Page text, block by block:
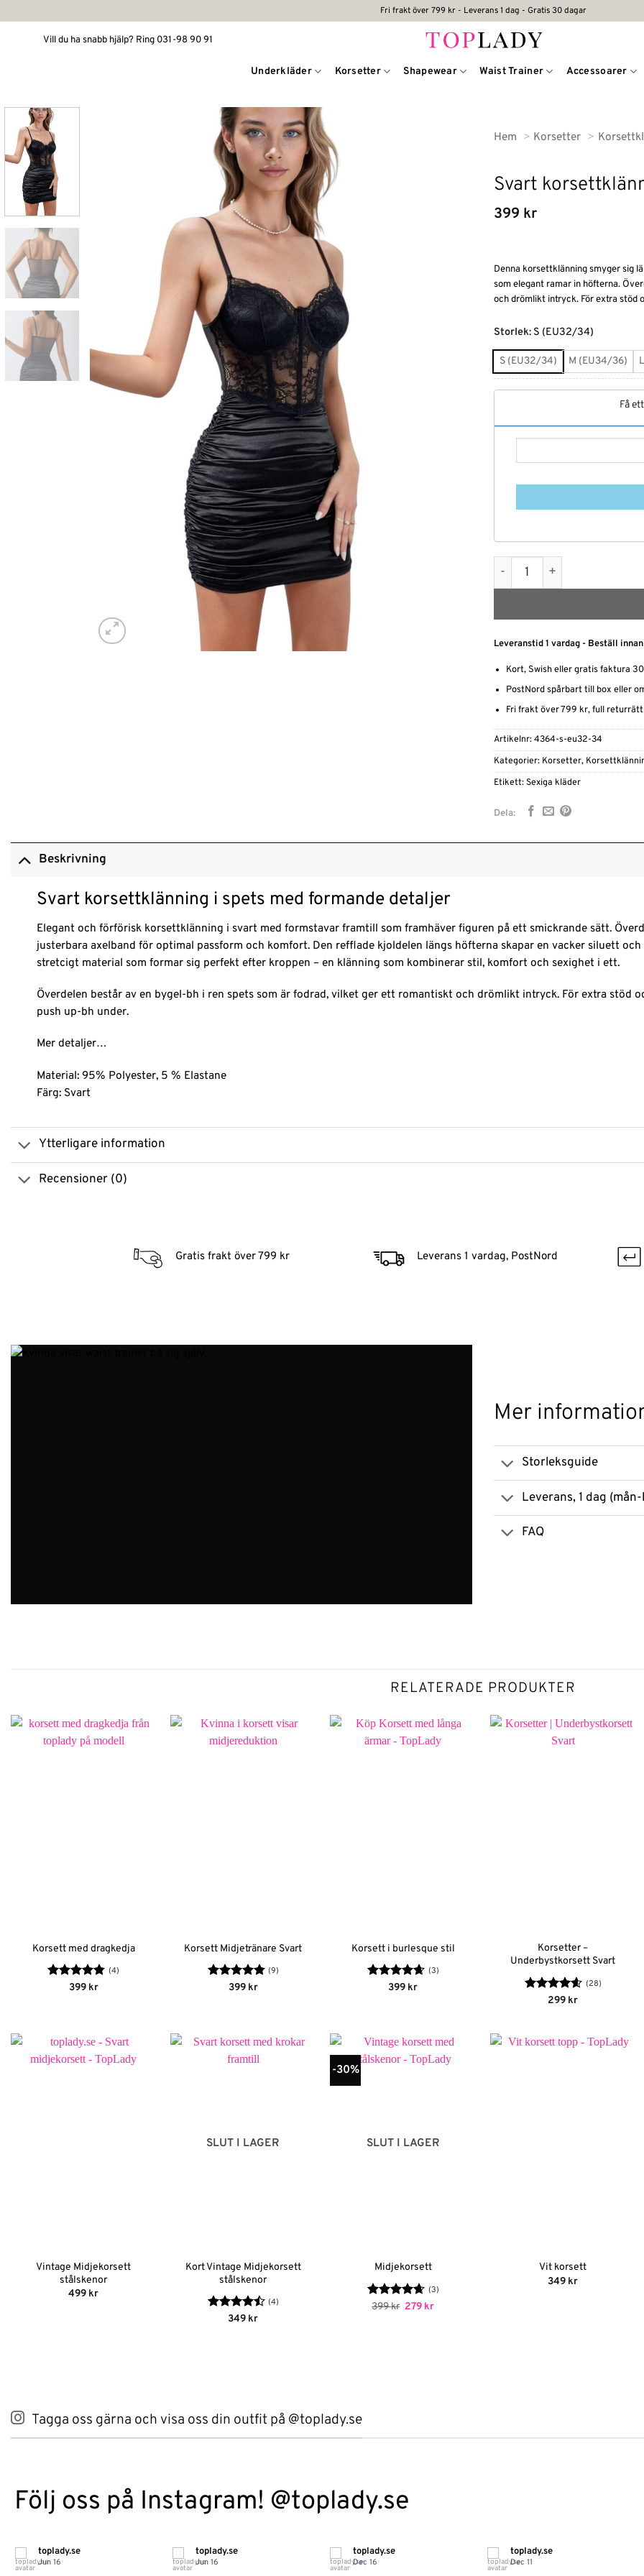
to
Fri frakt över 799 kr - Leverans 1 dag - Gratis 30 dagar
Vill du ha snabb hjälp? Ring 031-98 90 91
Underkläder Korsetter Shapewear Waist Trainer Accessoarer
Hem Korsetter
Svart
399 kr
Denna korsettklänning smyger sig
som elegant ramar in höfterna.
och drömlikt intryck. För extra stöd
Storlek: S (EU32/34)
S (EU32/34) M (EU34/36)
Få
Svart korsettklänning med
Alternative:
Leveranstid 1 vardag - Beställ
Kort, Swish eller gratis faktura
PostNord spårbart till box eller
Fri frakt över 799 kr, full
Artikelnr:4364-s-eu32-34
Kategorier: Korsetter,
Etikett: Sexiga kläder
Dela:
Beskrivning
Svart korsettklänning i spets med formande detaljer
Elegant och förförisk korsettklänning i svart med formstavar framtill som framhäver figuren på ett smickrande sätt.
justerbara axelband för optimal passform och komfort. Den refflade kjoldelen längs höfterna skapar en vacker siluett
stretcigt material som formar sig perfekt efter kroppen – en klänning som kombinerar stil, komfort och sexighet i ett.
Överdelen består av en bygel-bh i ren spets som är fodrad, vilket ger ett romantiskt och drömlikt intryck. För extra stöd
push up-bh under.
Mer detaljer…
Material: 95% Polyester, 5 % Elastane
Färg: Svart
Ytterligare information
Recensioner (0)
Gratis frakt över 799 kr Leverans 1 vardag, PostNord
Mer
Storleksguide
Leverans, 1 dag
FAQ
RELATERADE PRODUKTER
Korsett med dragkedja
Betygsatt
(4)
399 kr
Korsett Midjetränare Svart
Betygsatt
(9)
399 kr
Korsett i burlesque stil
Betygsatt
(3)
399 kr
Korsetter –
Underbystkorsett Svart
Betygsatt
(28)
299 kr
Vintage Midjekorsett
stålskenor
499 kr
SLUT I LAGER
Kort Vintage Midjekorsett
stålskenor
Betygsatt
(4)
349 kr
-30%
SLUT I LAGER
Midjekorsett
Betygsatt
(3)
399kr Det
279 krDet
Vit korsett
349 kr
Tagga oss gärna och visa oss din outfit på @toplady.se
Följ oss på Instagram! @toplady.se
toplady.se
Jun 16
toplady.se
Jun 16
toplady.se
Dec 16
toplady.se
Dec 11